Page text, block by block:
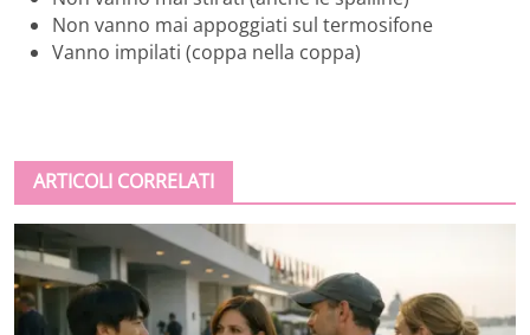
Non vanno mai appoggiati sul termosifone
Vanno impilati (coppa nella coppa)
ARTICOLI CORRELATI